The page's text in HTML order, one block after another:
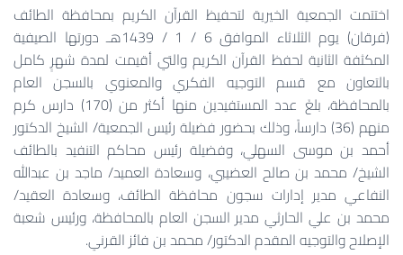
اختتمت الجمعية الخيرية لتحفيظ القرآن الكريم بمحافظة الطائف
(فرقان) يوم الثلاثاء الموافق 6 / 1 / 1439هـ دورتها الصيفية
المكثفة الثانية لحفظ القرآن الكريم والتي أقيمت لمدة شهرٍ كامل
بالتعاون مع قسم التوجيه الفكري والمعنوي بالسجن العام
بالمحافظة، بلغَ عدد المستفيدين منها أكثر من (170) دارس كرم
منهم (36) دارساً، وذلك بحضور فضيلة رئيس الجمعية/ الشيخ الدكتور
أحمد بن موسى السهلي، وفضيلة رئيس محاكم التنفيد بالطائف
الشيخ/ محمد بن صالح العضيبي، وسعادة العميد/ ماجد بن عبدالله
النفاعي مدير إدارات سجون محافظة الطائف، وسعادة العقيد/
محمد بن علي الحارثي مدير السجن العام بالمحافظة، ورئيس شعبة
الإصلاح والتوجيه المقدم الدكتور/ محمد بن فائز القرني.